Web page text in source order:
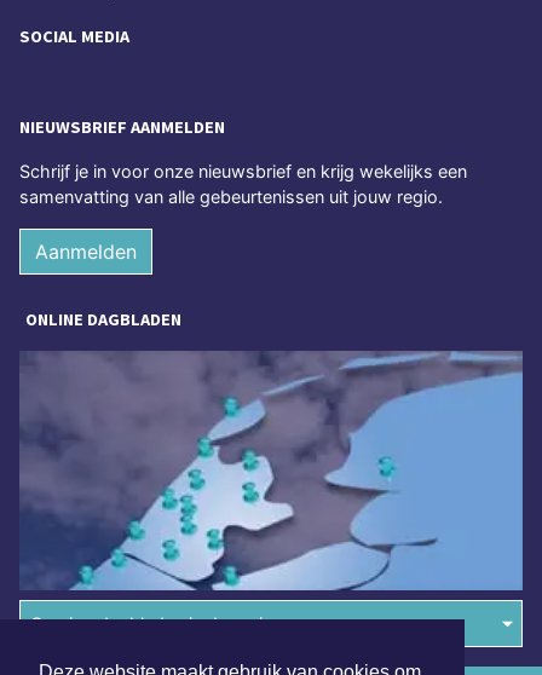
SOCIAL MEDIA
NIEUWSBRIEF AANMELDEN
Schrijf je in voor onze nieuwsbrief en krijg wekelijks een
samenvatting van alle gebeurtenissen uit jouw regio.
Aanmelden
ONLINE DAGBLADEN
Overige dagbladen in de regio